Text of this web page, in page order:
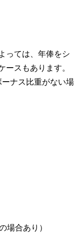
っては、年俸をシ
ースもあります。
ーナス比重がない場
場合あり）